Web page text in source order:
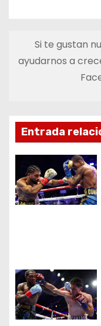
a
ó
n
d
e
t
r
Si te gustan
ayudarnos a
Entrada